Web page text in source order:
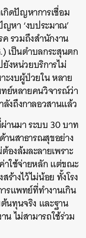
กิดปัญหาการเชื่อม
หา ‘งบประมาณ’
รวมถึงสำนักงาน
เป็นตำบลกระสุนตก
งหน่วยบริการไม่
ะงบผู้ป่วยใน หลาย
ย์หลายคนวิจารณ์ว่า
งถึงกาลอวสานแล้ว
านมา ระบบ 30 บาท
านสาธารณสุขอย่าง
งล้มละลายเพราะ
าใช้จ่ายหลัก แต่ขณะ
ร้างไว้ไม่น้อย ทั้งโรง
รแพทย์ที่ทำงานเกิน
นทุนจริง และฐาน
ไม่สามารถใช้ร่วม